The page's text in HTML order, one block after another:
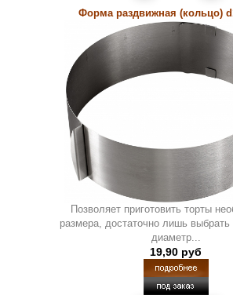
Форма раздвижная (кольцо)
Позволяет приготовить торты
размера, достаточно лишь
диаметр...
19,90 руб